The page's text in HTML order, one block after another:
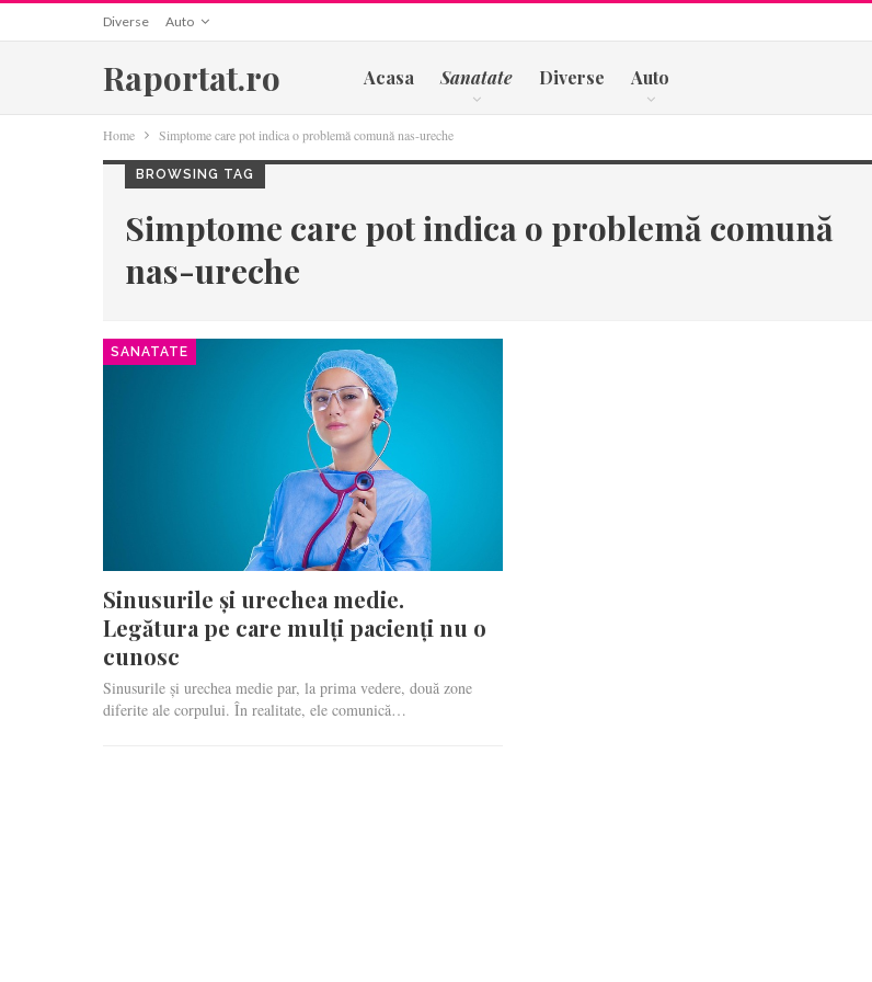
Diverse Auto
Raportat.ro Acasa Sanatate Diverse Auto
Home Simptome care pot indica o problemă comună nas-ureche
BROWSING TAG
Simptome care pot indica o problemă comună
nas-ureche
SANATATE
Sinusurile și urechea medie.
Legătura pe care mulți pacienți nu o
cunosc
Sinusurile și urechea medie par, la prima vedere, două zone
diferite ale corpului. În realitate, ele comunică…